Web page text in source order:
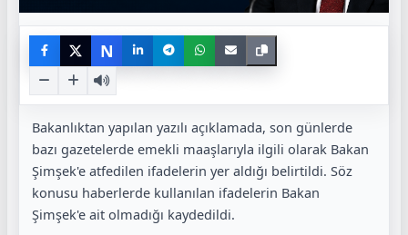
N
Bakanlıktan yapılan yazılı açıklamada, son günlerde
bazı gazetelerde emekli maaşlarıyla ilgili olarak Bakan
Şimşek'e atfedilen ifadelerin yer aldığı belirtildi. Söz
konusu haberlerde kullanılan ifadelerin Bakan
Şimşek'e ait olmadığı kaydedildi.